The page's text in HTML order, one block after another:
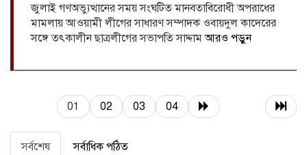
জুলাই গণঅভ্যুত্থানের সময় সংঘটিত মানবতাবিরোধী অপরাধের
মামলায় আওয়ামী লীগের সাধারণ সম্পাদক ওবায়দুল কাদেরের
সঙ্গে তৎকালীন ছাত্রলীগের সভাপতি সাদ্দামআরও পড়ুন
01 02 03 04
সর্বশেষ সর্বাধিক পঠিত